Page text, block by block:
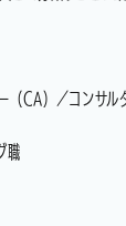
（CA）／コンサル
職